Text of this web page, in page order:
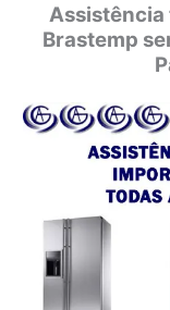
Assistência
Brastemp